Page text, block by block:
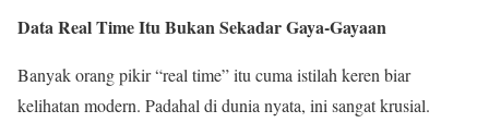
Data Real Time Itu Bukan Sekadar Gaya-Gayaan
Banyak orang pikir “real time” itu cuma istilah keren biar
kelihatan modern. Padahal di dunia nyata, ini sangat krusial.